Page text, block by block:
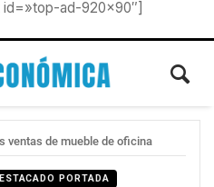
id=»top-ad-920×90″]
ventas de mueble de oficina
PORTADA